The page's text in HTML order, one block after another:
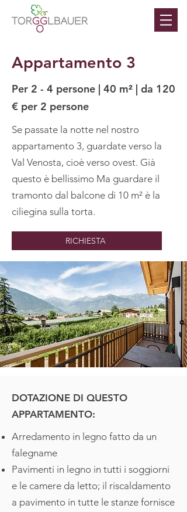
Appartamento 3
Per 2 - 4 persone | 40 m² | da 120
€ per 2 persone
Se passate la notte nel nostro
appartamento 3, guardate verso la
Val Venosta, cioè verso ovest. Già
questo è bellissimo Ma guardare il
tramonto dal balcone di 10 m² è la
ciliegina sulla torta.
RICHIESTA
DOTAZIONE DI QUESTO
APPARTAMENTO:
Arredamento in legno fatto da un
falegname
Pavimenti in legno in tutti i soggiorni
e le camere da letto; il riscaldamento
a pavimento in tutte le stanze fornisce